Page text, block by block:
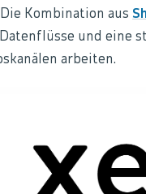
Kombination aus
und eine
arbeiten.